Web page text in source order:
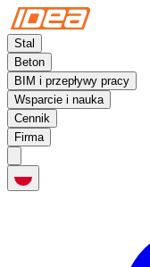
Stal
Beton
BIM i przepływy pracy
Wsparcie i nauka
Cennik
Firma